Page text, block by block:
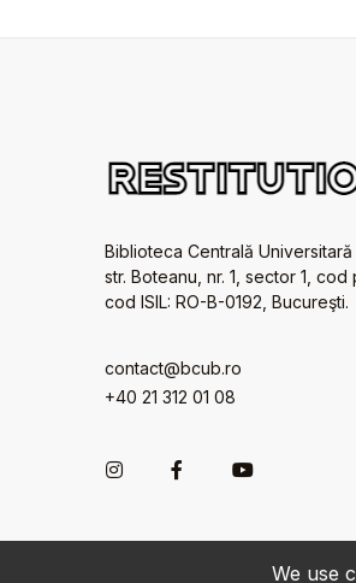
We use
Biblioteca Centrală Universitară
str. Boteanu, nr. 1, sector 1, cod
cod ISIL: RO-B-0192, Bucureşti.
contact@bcub.ro
+40 21 312 01 08